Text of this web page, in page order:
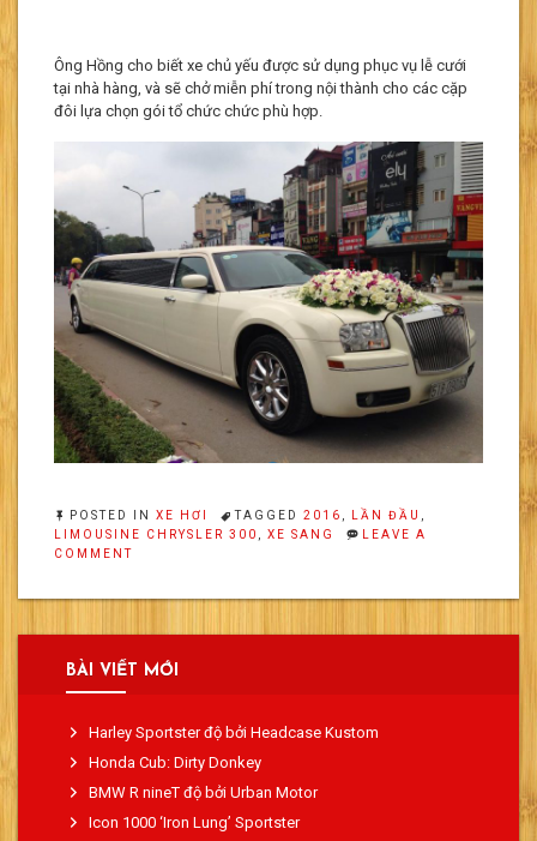
Ông Hồng cho biết xe chủ yếu được sử dụng phục vụ lễ cưới
tại nhà hàng, và sẽ chở miễn phí trong nội thành cho các cặp
đôi lựa chọn gói tổ chức chức phù hợp.
POSTED IN XE HƠI TAGGED 2016 LẦN ĐẦU
LIMOUSINE CHRYSLER 300
XE SANG
LEAVE A
COMMENT
LIMOUSINE
TẠI
THÀNH
BÀI VIẾT MỚI
Harley Sportster độ bởi Headcase Kustom
Honda Cub: Dirty Donkey
BMW R nineT độ bởi Urban Motor
Icon 1000 ‘Iron Lung’ Sportster